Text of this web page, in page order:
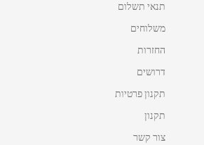
תנאי תשלום
משלוחים
החזרות
דרושים
תקנון פרטיות
תקנון
צור קשר